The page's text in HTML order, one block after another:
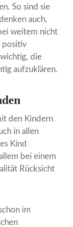
So sind sie
auch,
weitem nicht
positiv
die
aufzuklären.
den Kindern
in allen
Kind
bei einem
Rücksicht
im